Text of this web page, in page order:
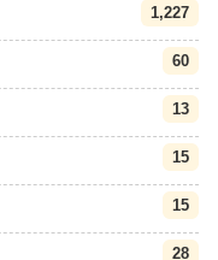
1,227
60
13
15
15
28